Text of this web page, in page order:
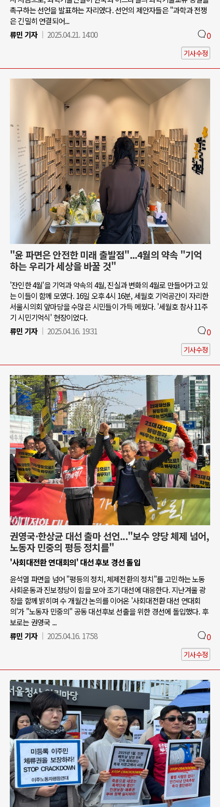
촉구하는 선언을 발표하는 자리였다. 선언의 제안자들은 "과학과 전쟁
은 긴밀히 연결되어...
류민 기자
2025.04.21. 14:00 0
기사수정
"윤 파면은 안전한 미래 출발점"...4월의 약속 "기억
하는 우리가 세상을 바꿀 것"
'잔인한 4월'을 기억과 약속의 4월, 진실과 변화의 4월로 만들어가고 있
는 이들이 함께 모였다. 16일 오후 4시 16분, 세월호 기억공간이 자리한
서울시의회 앞마당을 수많은 시민들이 가득 메웠다. '세월호 참사 11주
기 시민기억식' 현장이었다.
류민 기자
2025.04.16. 19:31 0
기사수정
권영국·한상균 대선 출마 선언..."보수 양당 체제 넘어,
노동자 민중의 평등 정치를"
'사회대전환 연대회의' 대선 후보 경선 돌입
윤석열 파면을 넘어 "평등의 정치, 체제전환의 정치"를 고민하는 노동
사회운동과 진보정당이 힘을 모아 조기 대선에 대응한다. 지난겨울 광
장을 함께 밝히며 수 개월간 논의를 이어온 '사회대전환 대선 연대회
의'가 "노동자 민중의" 공동 대선후보 선출을 위한 경선에 돌입했다. 후
보로는 권영국 ...
류민 기자
2025.04.16. 17:58 0
기사수정